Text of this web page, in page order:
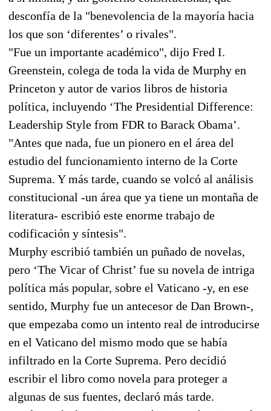
desconfía de la "benevolencia de la mayoría hacia
los que son ‘diferentes’ o rivales".
"Fue un importante académico", dijo Fred I.
Greenstein, colega de toda la vida de Murphy en
Princeton y autor de varios libros de historia
política, incluyendo ‘The Presidential Difference:
Leadership Style from FDR to Barack Obama’.
"Antes que nada, fue un pionero en el área del
estudio del funcionamiento interno de la Corte
Suprema. Y más tarde, cuando se volcó al análisis
constitucional -un área que ya tiene un montaña de
literatura- escribió este enorme trabajo de
codificación y síntesis".
Murphy escribió también un puñado de novelas,
pero ‘The Vicar of Christ’ fue su novela de intriga
política más popular, sobre el Vaticano -y, en ese
sentido, Murphy fue un antecesor de Dan Brown-,
que empezaba como un intento real de introducirse
en el Vaticano del mismo modo que se había
infiltrado en la Corte Suprema. Pero decidió
escribir el libro como novela para proteger a
algunas de sus fuentes, declaró más tarde.